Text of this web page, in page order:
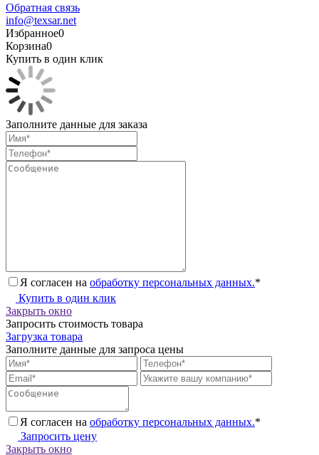
Обратная связь
info@texsar.net
Избранное0
Корзина0
Купить в один клик
Заполните данные для заказа
Я согласен на обработку персональных данных.*
Купить в один клик
Закрыть окно
Запросить стоимость товара
Загрузка товара
Заполните данные для запроса цены
Я согласен на обработку персональных данных.*
Запросить цену
Закрыть окно